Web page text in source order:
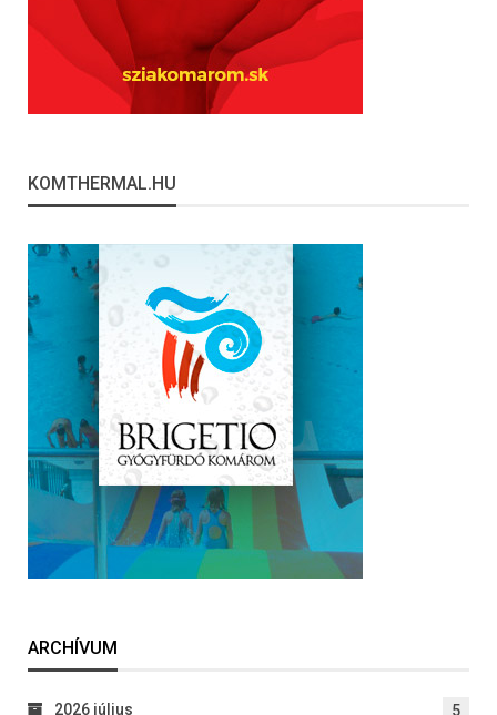
KOMTHERMAL.HU
ARCHÍVUM
2026 július 5